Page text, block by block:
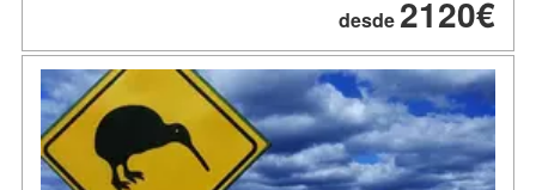
desde 2120€